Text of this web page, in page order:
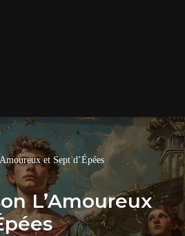
et Sept d’Épées
L’Amoureux